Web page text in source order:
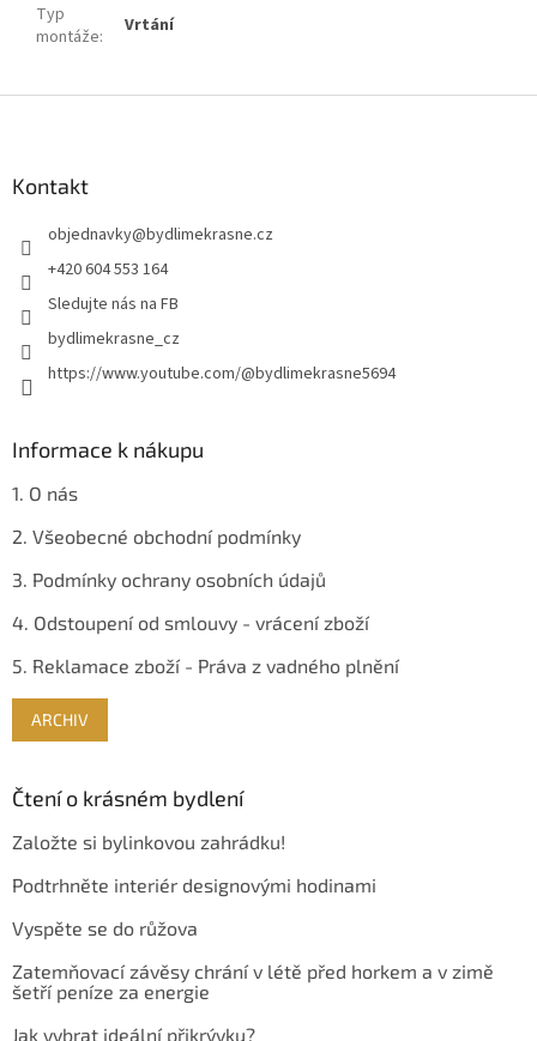
Typ
montáže: Vrtání
Kontakt
objednavky@bydlimekrasne.cz
+420 604 553 164
Sledujte nás na FB
bydlimekrasne_cz
https://www.youtube.com/@bydlimekrasne5694
Informace k nákupu
1. O nás
2. Všeobecné obchodní podmínky
3. Podmínky ochrany osobních údajů
4. Odstoupení od smlouvy - vrácení zboží
5. Reklamace zboží - Práva z vadného plnění
ARCHIV
Čtení o krásném bydlení
Založte si bylinkovou zahrádku!
Podtrhněte interiér designovými hodinami
Vyspěte se do růžova
Zatemňovací závěsy chrání v létě před horkem a v zimě
šetří peníze za energie
Jak vybrat ideální přikrývku?